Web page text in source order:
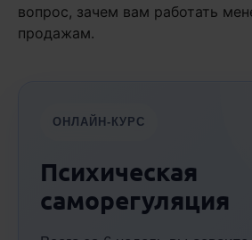
вопрос, зачем вам работать
продажам.
ОНЛАЙН-КУРС
Психическая
саморегуляция